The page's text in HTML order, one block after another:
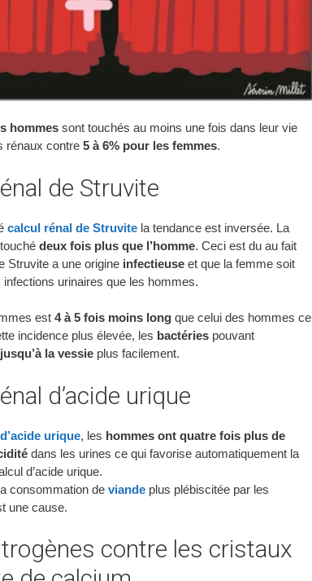
hommes sont touchés au moins une fois dans leur vie
rénaux contre 5 à 6% pour les femmes.
de Struvite
calcul rénal de Struvite la tendance est inversée. La
deux fois plus que l’homme. Ceci est du au fait
Struvite a une origine infectieuse et que la femme soit
infections urinaires que les hommes.
est 4 à 5 fois moins long que celui des hommes ce
incidence plus élevée, les bactéries pouvant
la vessie plus facilement.
d’acide urique
urique, les hommes ont quatre fois plus de
dans les urines ce qui favorise automatiquement la
d’acide urique.
consommation de viande plus plébiscitée par les
une cause.
contre les cristaux